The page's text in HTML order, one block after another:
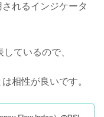
れるインジケータ
ているので、
相性が良いです。